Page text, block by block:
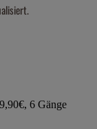
6 Gänge